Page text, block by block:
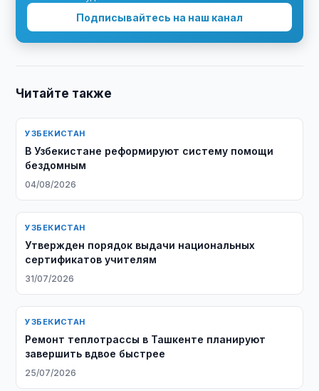
Подписывайтесь на наш канал
Читайте также
УЗБЕКИСТАН
В Узбекистане реформируют систему помощи
бездомным
04/08/2026
УЗБЕКИСТАН
Утвержден порядок выдачи национальных
сертификатов учителям
31/07/2026
УЗБЕКИСТАН
Ремонт теплотрассы в Ташкенте планируют
завершить вдвое быстрее
25/07/2026